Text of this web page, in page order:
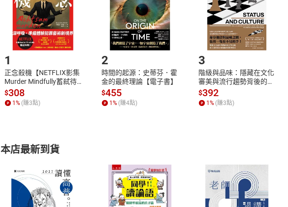
請注意，樂天市場須以整筆訂單為單位進行取消/退貨，恕無法以單支商品取消
購書後，如何開始使用？
Step1.選擇閱讀載具 Step2.登入
1
正念殺機【NETFLIX影集
Murder Mindfully蓄弒待
發】【電子書】
$308
1 % (賺3點)
2
時間的起源：史蒂芬．霍
金的最終理論【電子書】
$455
1 % (賺4點)
3
階級與品味：隱藏在文化
審美與流行趨勢背後的地
位渴望【電子書】
$392
1 % (賺3點)
本店最新到貨